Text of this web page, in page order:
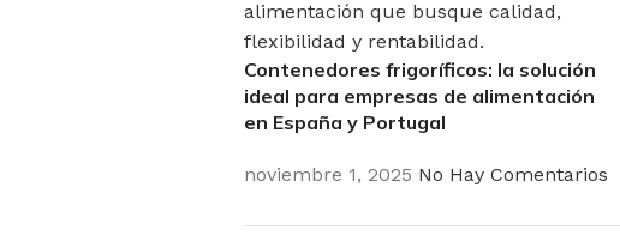
Contenedores frigoríficos: la solución
ideal para empresas de alimentación
en España y Portugal
noviembre 1, 2025 No Hay Comentarios